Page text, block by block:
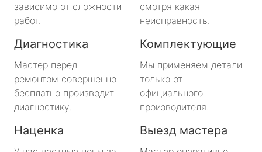
зависимо от сложности
работ.
смотря какая
неисправность.
Диагностика
Мастер перед
ремонтом совершенно
бесплатно производит
диагностику.
Комплектующие
Мы применяем детали
только от
официального
производителя.
Наценка Выезд мастера